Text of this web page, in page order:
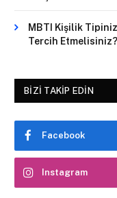
MBTI Kişilik
Tercih Etmelisiniz?
BIZI TAKIP EDIN
Facebook
Instagram